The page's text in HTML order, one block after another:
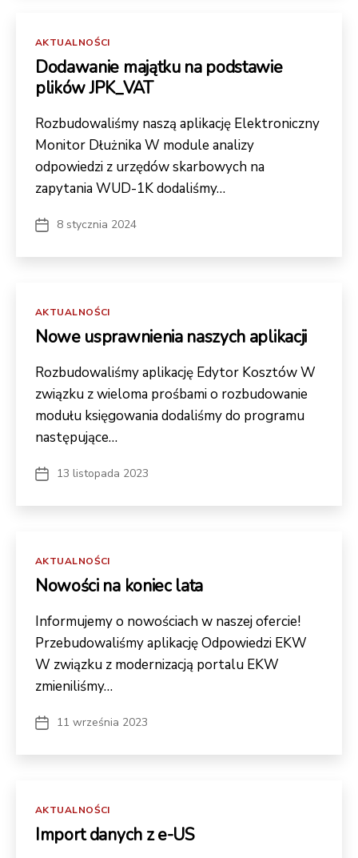
Kategorie
AKTUALNOŚCI
Dodawanie majątku na podstawie
plików JPK_VAT
Rozbudowaliśmy naszą aplikację Elektroniczny
Monitor Dłużnika W module analizy
odpowiedzi z urzędów skarbowych na
zapytania WUD-1K dodaliśmy…
Data8 stycznia 2024
Kategorie
AKTUALNOŚCI
Nowe usprawnienia naszych aplikacji
Rozbudowaliśmy aplikację Edytor Kosztów W
związku z wieloma prośbami o rozbudowanie
modułu księgowania dodaliśmy do programu
następujące…
Data13 listopada 2023
Kategorie
AKTUALNOŚCI
Nowości na koniec lata
Informujemy o nowościach w naszej ofercie!
Przebudowaliśmy aplikację Odpowiedzi EKW
W związku z modernizacją portalu EKW
zmieniliśmy…
Data11 września 2023
Kategorie
AKTUALNOŚCI
Import danych z e-US